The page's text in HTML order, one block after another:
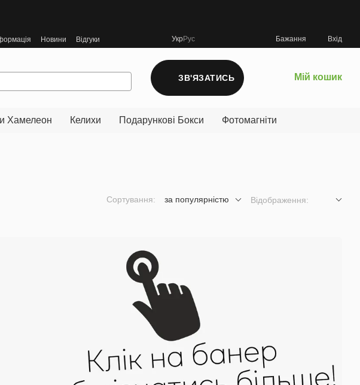
Новини Відгуки УкрРус Бажання Вхід
ЗВ'ЯЗАТИСЬ Мій кошик
Хамелеон Келихи Подарункові Бокси Фотомагніти
Сортування: за популярністю Відображення: